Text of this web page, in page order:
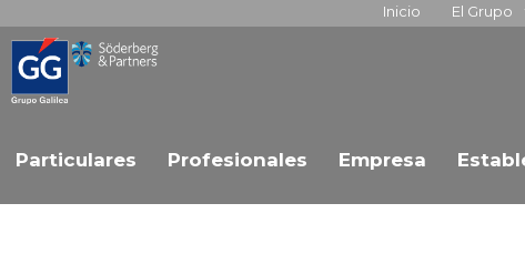
Inicio El Grupo
Particulares Profesionales Empresa